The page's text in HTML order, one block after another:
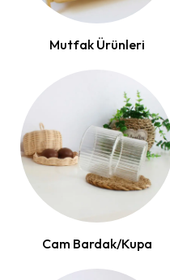
Mutfak Ürünleri
Cam Bardak/Kupa